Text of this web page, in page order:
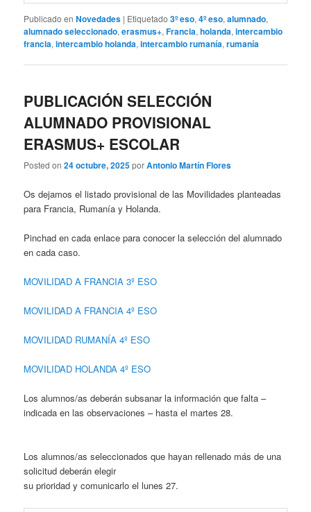
Publicado en Novedades | Etiquetado 3º eso,4º eso,alumnado,
alumnado seleccionado,erasmus+,Francia,holanda,intercambio
francia,intercambio holanda,intercambio rumanía,rumanía
PUBLICACIÓN SELECCIÓN
ALUMNADO PROVISIONAL
ERASMUS+ ESCOLAR
Posted on24 octubre, 2025porAntonio Martín Flores
Os dejamos el listado provisional de las Movilidades planteadas
para Francia, Rumanía y Holanda.
Pinchad en cada enlace para conocer la selección del alumnado
en cada caso.
MOVILIDAD A FRANCIA 3º ESO
MOVILIDAD A FRANCIA 4º ESO
MOVILIDAD RUMANÍA 4º ESO
MOVILIDAD HOLANDA 4º ESO
Los alumnos/as deberán subsanar la información que falta –
indicada en las observaciones – hasta el martes 28.
Los alumnos/as seleccionados que hayan rellenado más de una
solicitud deberán elegir
su prioridad y comunicarlo el lunes 27.